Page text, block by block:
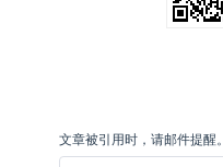
文章被引用时，请邮件提醒。